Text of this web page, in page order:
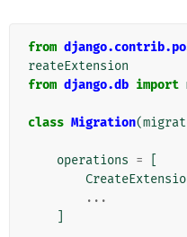
from
reateExtension
from django.db import
class Migration(
operations =
...